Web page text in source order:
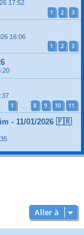
17:52
1 2 3
16:06
1 2 3
1 8 9 10 11
- 11/01/2026 🇫🇷
Aller à